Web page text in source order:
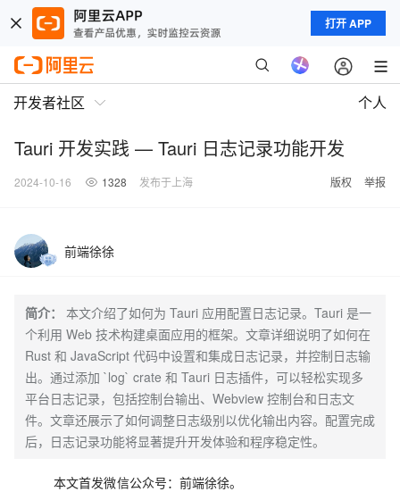
打开 APP
开发者社区 个人
Tauri 开发实践 — Tauri 日志记录功能开发
2024-10-16 1328 发布于上海 版权 举报
前端徐徐
简介：
本文介绍了如何为 Tauri 应用配置日志记录。Tauri 是一
个利用 Web 技术构建桌面应用的框架。文章详细说明了如何在
Rust 和 JavaScript 代码中设置和集成日志记录，并控制日志输
出。通过添加 `log` crate 和 Tauri 日志插件，可以轻松实现多
平台日志记录，包括控制台输出、Webview 控制台和日志文
件。文章还展示了如何调整日志级别以优化输出内容。配置完成
后，日志记录功能将显著提升开发体验和程序稳定性。
本文首发微信公众号：前端徐徐。